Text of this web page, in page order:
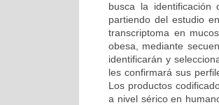
busca la identificación
partiendo del estudio
transcriptoma en
obesa, mediante
identificarán y
les confirmará sus
Los productos
a nivel sérico en